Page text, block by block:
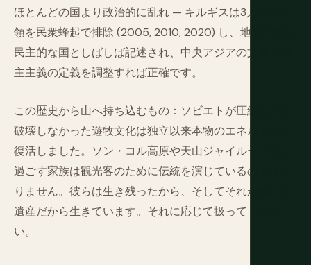
ほとんどの国より政治的に乱れ — キルギスは3人の大統
領を民衆蜂起で排除 (2005, 2010, 2020) し、地域で最も
民主的な国としばしば記述され、中央アジアの文脈に民
主主義の定義を調整すれば正確です。
この歴史から山へ持ち込むもの：ソビエトが圧縮したが
破壊しなかった遊牧文化は独立以来本物のエネルギーで
復活しました。ソン・コル高原や天山ジャイルーで夏を
過ごす家族は観光客のために伝統を演じているのではあ
りません。彼らは生き残ったから、そしてそれが彼らの
遺産だから生きています。それに応じて扱ってくださ
い。